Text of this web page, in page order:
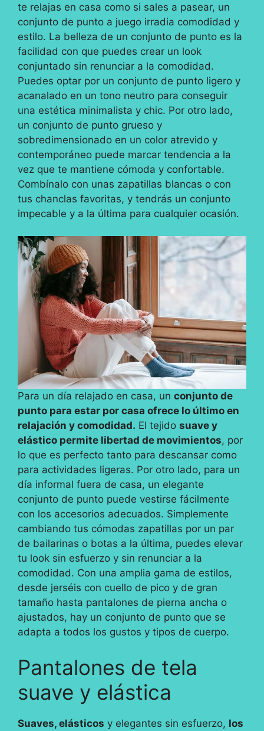
te relajas en casa como si sales a pasear, un
conjunto de punto a juego irradia comodidad y
estilo. La belleza de un conjunto de punto es la
facilidad con que puedes crear un look
conjuntado sin renunciar a la comodidad.
Puedes optar por un conjunto de punto ligero y
acanalado en un tono neutro para conseguir
una estética minimalista y chic. Por otro lado,
un conjunto de punto grueso y
sobredimensionado en un color atrevido y
contemporáneo puede marcar tendencia a la
vez que te mantiene cómoda y confortable.
Combínalo con unas zapatillas blancas o con
tus chanclas favoritas, y tendrás un conjunto
impecable y a la última para cualquier ocasión.
Para un día relajado en casa, un conjunto de
punto para estar por casa ofrece lo último en
relajación y comodidad. El tejido suave y
elástico permite libertad de movimientos, por
lo que es perfecto tanto para descansar como
para actividades ligeras. Por otro lado, para un
día informal fuera de casa, un elegante
conjunto de punto puede vestirse fácilmente
con los accesorios adecuados. Simplemente
cambiando tus cómodas zapatillas por un par
de bailarinas o botas a la última, puedes elevar
tu look sin esfuerzo y sin renunciar a la
comodidad. Con una amplia gama de estilos,
desde jerséis con cuello de pico y de gran
tamaño hasta pantalones de pierna ancha o
ajustados, hay un conjunto de punto que se
adapta a todos los gustos y tipos de cuerpo.
Pantalones de tela
suave y elástica
Suaves, elásticos y elegantes sin esfuerzo, los